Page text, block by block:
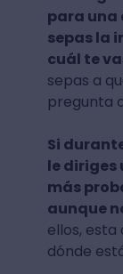
para una
sepas la
cuál te
sepas a
pregunta
Si
le diriges
más
aunque
ellos, esta
dónde